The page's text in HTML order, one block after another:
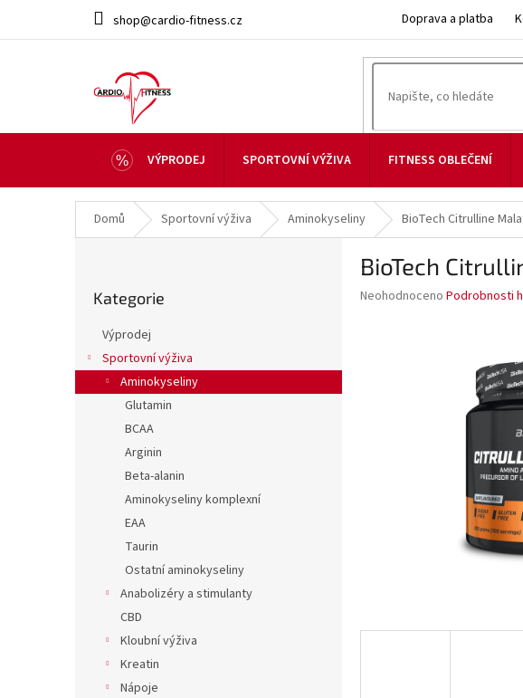
obsah
shop@cardio-fitness.cz Doprava a platba
VÝPRODEJ SPORTOVNÍ VÝŽIVA FITNESS OBLEČENÍ
Domů Sportovní výživa Aminokyseliny BioTech Citrulline
n
kategorie
Kategorie
Výprodej
Sportovní výživa
Aminokyseliny
Glutamin
BCAA
Arginin
Beta-alanin
Aminokyseliny komplexní
EAA
Taurin
Ostatní aminokyseliny
Anabolizéry a stimulanty
CBD
Kloubní výživa
Kreatin
Nápoje
BioTech
Průměrné
Neohodnoceno Podrobnosti